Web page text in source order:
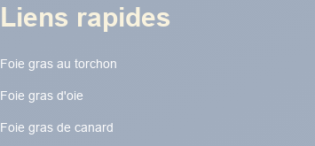
Liens rapides
Foie gras au torchon​​​​
Foie gras d'oie
Foie gras de canard